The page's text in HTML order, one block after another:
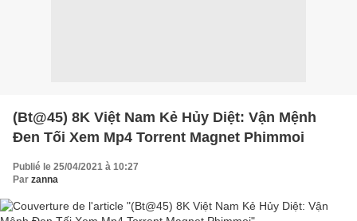
(Bt@45) 8K Việt Nam Kẻ Hủy Diệt: Vận Mệnh
Đen Tối Xem Mp4 Torrent Magnet Phimmoi
Publié le 25/04/2021 à 10:27
Par zanna